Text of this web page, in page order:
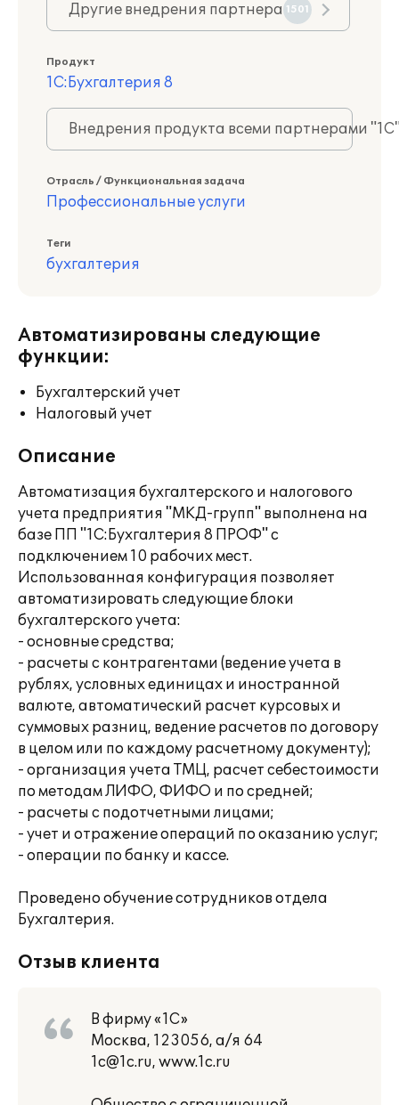
Другие внедрения партнера 1501
Продукт
1С:Бухгалтерия 8
Внедрения продукта всеми партнерами
Отрасль / Функциональная задача
Профессиональные услуги
Теги
бухгалтерия
Автоматизированы следующие
функции:
Бухгалтерский учет
Налоговый учет
Описание
Автоматизация бухгалтерского и налогового
учета предприятия "МКД-групп" выполнена на
базе ПП "1С:Бухгалтерия 8 ПРОФ" с
подключением 10 рабочих мест.
Использованная конфигурация позволяет
автоматизировать следующие блоки
бухгалтерского учета:
- основные средства;
- расчеты с контрагентами (ведение учета в
рублях, условных единицах и иностранной
валюте, автоматический расчет курсовых и
суммовых разниц, ведение расчетов по договору
в целом или по каждому расчетному документу);
- организация учета ТМЦ, расчет себестоимости
по методам ЛИФО, ФИФО и по средней;
- расчеты с подотчетными лицами;
- учет и отражение операций по оказанию услуг;
- операции по банку и кассе.
Проведено обучение сотрудников отдела
Бухгалтерия.
Отзыв клиента
В фирму «1С»
Москва, 123056, а/я 64
1c@1c.ru, www.1c.ru